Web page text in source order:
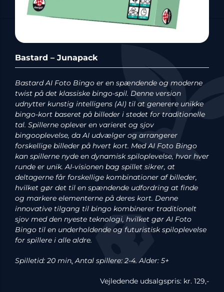
Bastard – Junapack
Bastard AI Foto Bingo er en spændende og moderne
twist på det klassiske bingo-spil. Denne version
udnytter kunstig intelligens (AI) til at generere unikke
bingo-kort baseret på billeder i stedet for traditionelle
tal. Spillerne oplever en varieret og sjov
bingooplevelse, da AI udvælger og arrangerer
forskellige billeder på hvert kort. Med AI Foto Bingo
kan spillerne nyde en dynamisk spiloplevelse, hvor hver
runde er unik. AI-visionen bag spillet sikrer, at
deltagerne får forskellige kombinationer af billeder,
hvilket gør det til en spændende udfordring at finde
og markere elementerne på deres kort. Denne
innovative tilgang til bingo kombinerer traditionelt
sjov med den nyeste teknologi, hvilket gør AI Foto
Bingo til en underholdende og futuristisk spiloplevelse
for spillere i alle aldre.
Spilletid: 20 min. Antal spillere: 2-4. Alder: 5+
Vejledende udsalgspris: kr. 129,-